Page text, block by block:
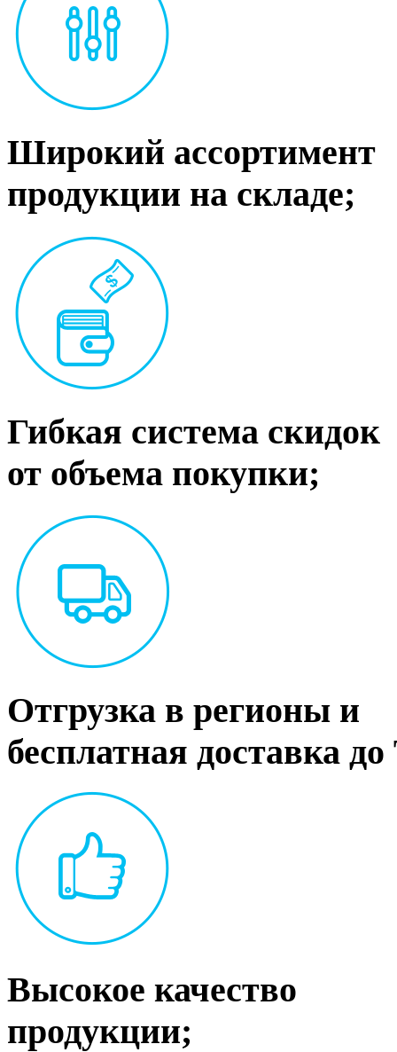
Широкий ассортимент
продукции на складе;
Гибкая система скидок
от объема покупки;
Отгрузка в регионы и
бесплатная доставка
Высокое качество
продукции;